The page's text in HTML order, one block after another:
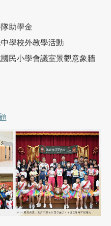
助學金
學校外教學活動
民小學會議室景觀意象牆